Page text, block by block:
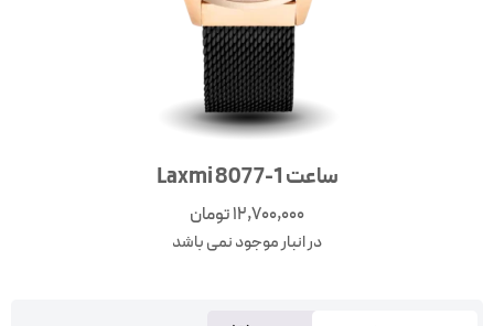
ساعت Laxmi 8077-1
12,700,000تومان
در انبار موجود نمی باشد